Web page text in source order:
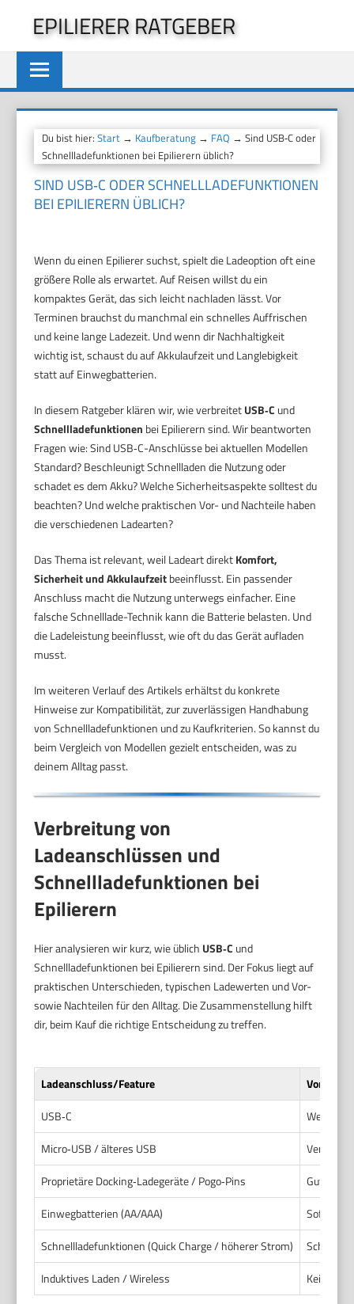
springen
EPILIERER RATGEBER
Du bist hier:Start → Kaufberatung → FAQ → Sind USB‑C oder
Schnellladefunktionen bei Epilierern üblich?
SIND USB‑C ODER SCHNELLLADEFUNKTIONEN
BEI EPILIERERN ÜBLICH?
Wenn du einen Epilierer suchst, spielt die Ladeoption oft eine
größere Rolle als erwartet. Auf Reisen willst du ein
kompaktes Gerät, das sich leicht nachladen lässt. Vor
Terminen brauchst du manchmal ein schnelles Auffrischen
und keine lange Ladezeit. Und wenn dir Nachhaltigkeit
wichtig ist, schaust du auf Akkulaufzeit und Langlebigkeit
statt auf Einwegbatterien.
In diesem Ratgeber klären wir, wie verbreitetUSB‑C und
Schnellladefunktionen bei Epilierern sind. Wir beantworten
Fragen wie: Sind USB‑C-Anschlüsse bei aktuellen Modellen
Standard? Beschleunigt Schnellladen die Nutzung oder
schadet es dem Akku? Welche Sicherheitsaspekte solltest du
beachten? Und welche praktischen Vor- und Nachteile haben
die verschiedenen Ladearten?
Das Thema ist relevant, weil Ladeart direktKomfort,
Sicherheit und Akkulaufzeitbeeinflusst. Ein passender
Anschluss macht die Nutzung unterwegs einfacher. Eine
falsche Schnelllade-Technik kann die Batterie belasten. Und
die Ladeleistung beeinflusst, wie oft du das Gerät aufladen
musst.
Im weiteren Verlauf des Artikels erhältst du konkrete
Hinweise zur Kompatibilität, zur zuverlässigen Handhabung
von Schnellladefunktionen und zu Kaufkriterien. So kannst du
beim Vergleich von Modellen gezielt entscheiden, was zu
deinem Alltag passt.
Verbreitung von
Ladeanschlüssen und
Schnellladefunktionen bei
Epilierern
Hier analysieren wir kurz, wie üblich USB‑C und
Schnellladefunktionen bei Epilierern sind. Der Fokus liegt auf
praktischen Unterschieden, typischen Ladewerten und Vor-
sowie Nachteilen für den Alltag. Die Zusammenstellung hilft
dir, beim Kauf die richtige Entscheidung zu treffen.
Ladeanschluss/Feature
Vorteile
USB‑C
Weit
Micro‑USB / älteres USB
Proprietäre Docking‑Ladegeräte / Pogo‑Pins
Gute
Einwegbatterien (AA/AAA)
Sofort
Schnellladefunktionen (Quick Charge / höherer Strom)
Schneller
Induktives Laden / Wireless
Kein